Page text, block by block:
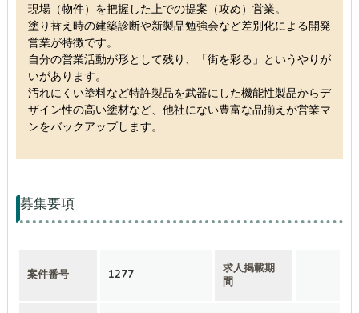
現場（物件）を把握した上での提案（攻め）営業。
塗り替え時の建築診断や新製品勉強会など差別化による開発
営業が特徴です。
自分の営業活動が形として残り、「街を彩る」というやりが
いがあります。
汚れにくい塗料など特許製品を武器にした機能性製品からデ
ザイン性の高い塗材など、他社にない豊富な品揃えが営業マ
ンをバックアップします。
募集要項
案件番号 1277
求人掲載期
間